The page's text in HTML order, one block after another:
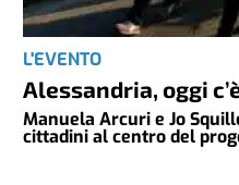
L'EVENTO
Alessandria, oggi
Manuela Arcuri e Jo
cittadini al centro del